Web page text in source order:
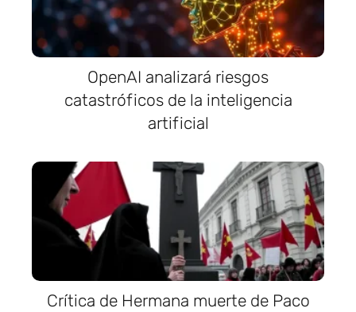
OpenAI analizará riesgos
catastróficos de la inteligencia
artificial
Crítica de Hermana muerte de Paco